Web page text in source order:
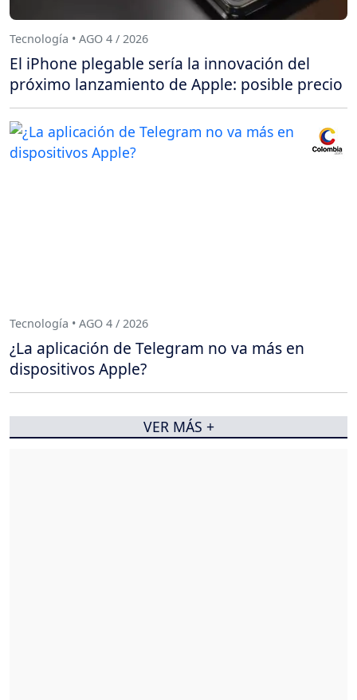
Tecnología • AGO 4 / 2026
El iPhone plegable sería la innovación del
próximo lanzamiento de Apple: posible precio
Tecnología • AGO 4 / 2026
¿La aplicación de Telegram no va más en
dispositivos Apple?
VER MÁS +